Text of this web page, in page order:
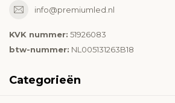
info@premiumled.nl
KVK nummer: 51926083
btw-nummer: NL005131263B18
Categorieën